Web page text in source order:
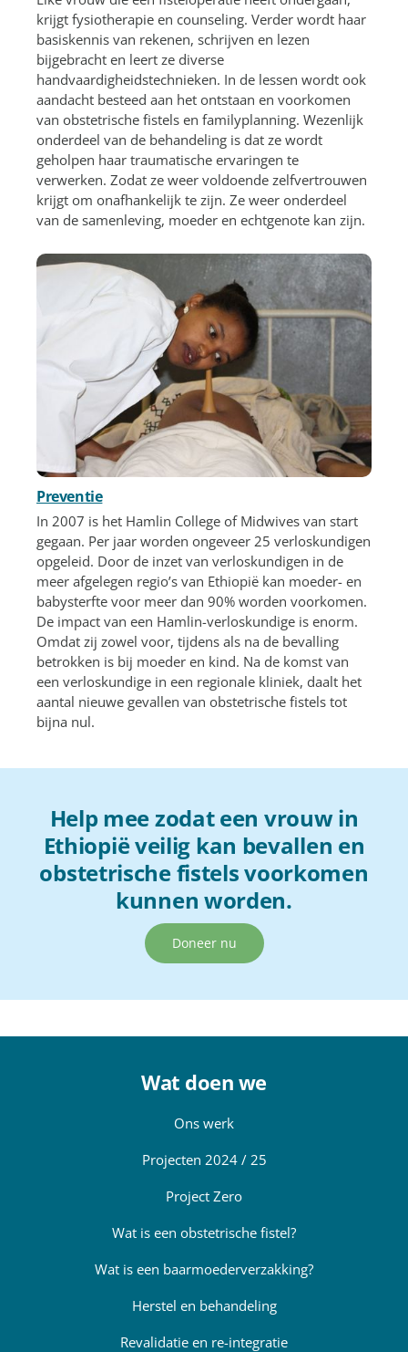
krijgt fysiotherapie en counseling. Verder wordt haar
basiskennis van rekenen, schrijven en lezen
bijgebracht en leert ze diverse
handvaardigheidstechnieken. In de lessen wordt ook
aandacht besteed aan het ontstaan en voorkomen
van obstetrische fistels en familyplanning. Wezenlijk
onderdeel van de behandeling is dat ze wordt
geholpen haar traumatische ervaringen te
verwerken. Zodat ze weer voldoende zelfvertrouwen
krijgt om onafhankelijk te zijn. Ze weer onderdeel
van de samenleving, moeder en echtgenote kan zijn.
Preventie
In 2007 is het Hamlin College of Midwives van start
gegaan. Per jaar worden ongeveer 25 verloskundigen
opgeleid. Door de inzet van verloskundigen in de
meer afgelegen regio’s van Ethiopië kan moeder- en
babysterfte voor meer dan 90% worden voorkomen.
De impact van een Hamlin-verloskundige is enorm.
Omdat zij zowel voor, tijdens als na de bevalling
betrokken is bij moeder en kind. Na de komst van
een verloskundige in een regionale kliniek, daalt het
aantal nieuwe gevallen van obstetrische fistels tot
bijna nul.
Help mee zodat een vrouw in
Ethiopië veilig kan bevallen en
obstetrische fistels voorkomen
kunnen worden.
Doneer nu
Wat doen we
Ons werk
Projecten 2024 / 25
Project Zero
Wat is een obstetrische fistel?
Wat is een baarmoederverzakking?
Herstel en behandeling
Revalidatie en re-integratie